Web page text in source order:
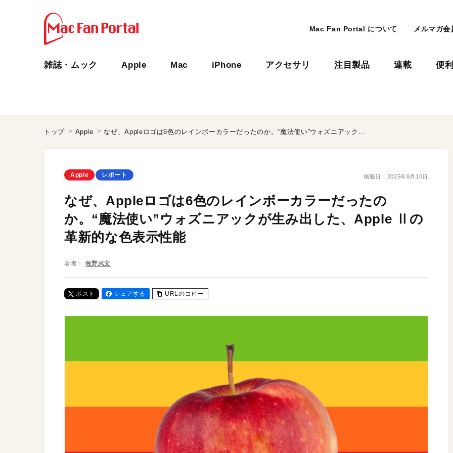
Mac Fan Portal について メルマガ会
雑誌・ムック Apple Mac iPhone アクセサリ 注目製品 連載 便
トップ Apple なぜ、Appleロゴは6色のレインボーカラーだったのか。“魔法使い”ウォズニアックが生み出した、Apple Ⅱの革新的な色表示性能
Apple レポート 掲載日： 2025年8月10日
なぜ、Appleロゴは6色のレインボーカラーだったの
か。“魔法使い”ウォズニアックが生み出した、Apple Ⅱの
革新的な色表示性能
著者： 牧野武文
ポスト シェアする URLのコピー